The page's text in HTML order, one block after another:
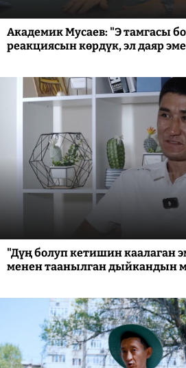
Академик Мусаев: "Э тамгасы
реакциясын көрдүк, эл даяр
"Дүң болуп кетишин каалаган
менен таанылган дыйкандын